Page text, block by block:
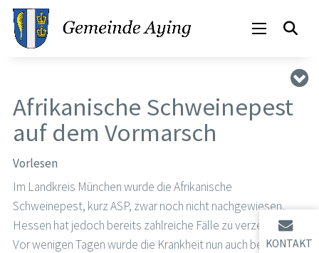
KONTAKT
Afrikanische Schweinepest
auf dem Vormarsch
Vorlesen
Im Landkreis München wurde die Afrikanische
Schweinepest, kurz ASP, zwar noch nicht nachgewiesen,
Hessen hat jedoch bereits zahlreiche Fälle zu verzeichnen.
Vor wenigen Tagen wurde die Krankheit nun auch bei einem